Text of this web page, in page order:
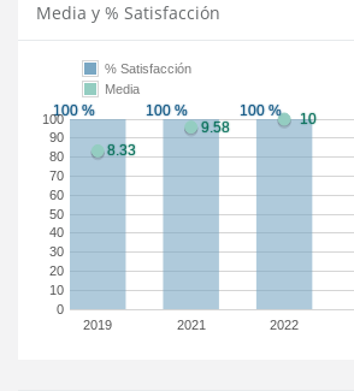
Media y % Satisfacción
2019 2021 2022
0
10
20
30
40
50
60
70
80
90
100
% Satisfacción
Media